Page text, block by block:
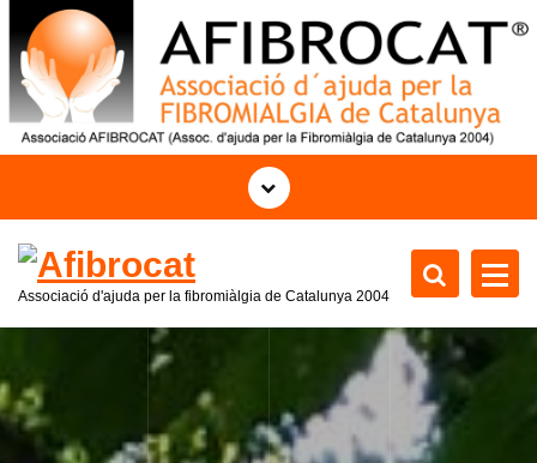
o
n
Associació d'ajuda per la fibromiàlgia de Catalunya 2004